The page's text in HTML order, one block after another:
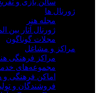
سالن بازی و
ژورنال ها
مجله هنر
ژورنال آثار بین
مجلات گوناگون
مراکز و مشاغل
مراکز فرهنگی
مجموعه‌های
اماکن فرهنگی و
فروشندگان و